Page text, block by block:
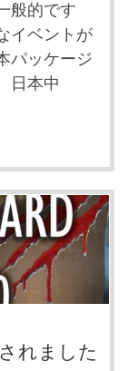
般的です
イベントが
パッケージ
日本中
れました